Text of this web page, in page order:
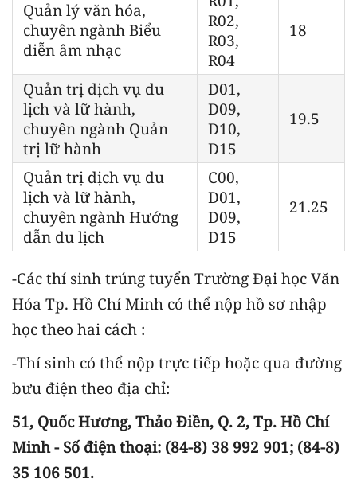
Quản lý văn hóa,
chuyên ngành Biểu
diễn âm nhạc
R02,
R03,
R04
18
Quản trị dịch vụ du
lịch và lữ hành,
chuyên ngành Quản
trị lữ hành
D01,
D09,
D10,
D15
19.5
Quản trị dịch vụ du
lịch và lữ hành,
chuyên ngành Hướng
dẫn du lịch
C00,
D01,
D09,
D15
21.25
-Các thí sinh trúng tuyển Trường Đại học Văn
Hóa Tp. Hồ Chí Minh có thể nộp hồ sơ nhập
học theo hai cách :
-Thí sinh có thể nộp trực tiếp hoặc qua đường
bưu điện theo địa chỉ:
51, Quốc Hương, Thảo Điền, Q. 2, Tp. Hồ Chí
Minh - Số điện thoại: (84-8) 38 992 901; (84-8)
35 106 501.